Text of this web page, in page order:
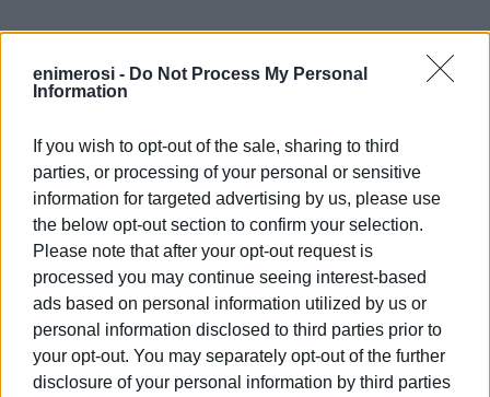
enimerosi - Do Not Process My Personal
Information
If you wish to opt-out of the sale, sharing to third
parties, or processing of your personal or sensitive
information for targeted advertising by us, please use
the below opt-out section to confirm your selection.
Please note that after your opt-out request is
processed you may continue seeing interest-based
ads based on personal information utilized by us or
personal information disclosed to third parties prior to
your opt-out. You may separately opt-out of the further
disclosure of your personal information by third parties